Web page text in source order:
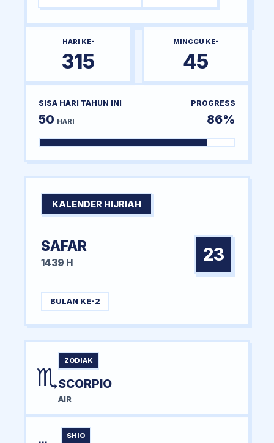
HARI KE-
315
MINGGU KE-
45
SISA HARI TAHUN INI
50 HARI
PROGRESS
86%
KALENDER HIJRIAH
SAFAR
1439 H 23
BULAN KE-2
♏
ZODIAK
SCORPIO
AIR
SHIO